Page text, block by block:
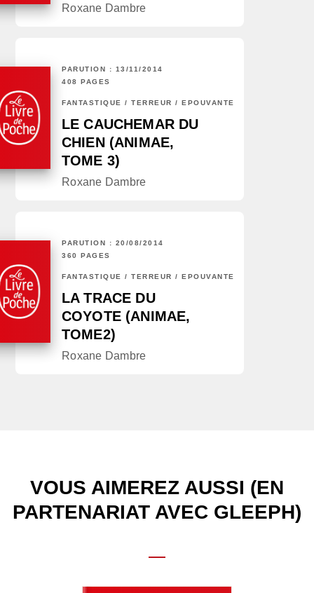
Roxane Dambre
PARUTION : 13/11/2014
408 PAGES
FANTASTIQUE / TERREUR / EPOUVANTE
LE CAUCHEMAR DU
CHIEN (ANIMAE,
TOME 3)
Roxane Dambre
PARUTION : 20/08/2014
360 PAGES
FANTASTIQUE / TERREUR / EPOUVANTE
LA TRACE DU
COYOTE (ANIMAE,
TOME2)
Roxane Dambre
VOUS AIMEREZ AUSSI (EN
PARTENARIAT AVEC GLEEPH)